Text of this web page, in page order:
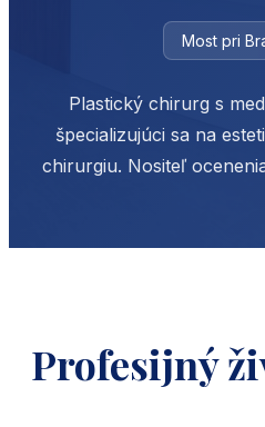
Most pri
Plastický chirurg s
špecializujúci sa na
chirurgiu. Nositeľ
Profesijný